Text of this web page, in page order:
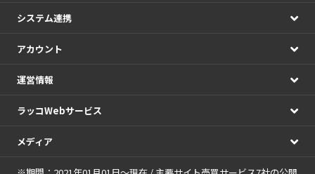
システム連携
アカウント
運営情報
ラッコWebサービス
メディア